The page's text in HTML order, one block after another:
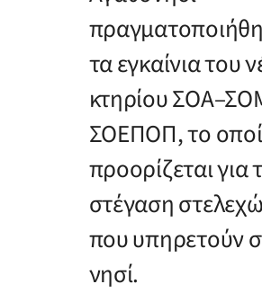
τα εγκαίνια του
κτηρίου
ΣΟΕΠΟΠ, το
προορίζεται για
στέγαση
που υπηρετούν
νησί.